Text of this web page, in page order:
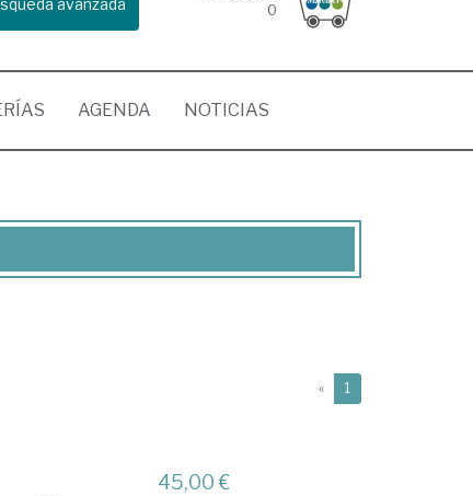
avanzada 0
AGENDA NOTICIAS
« 1
45,00 €